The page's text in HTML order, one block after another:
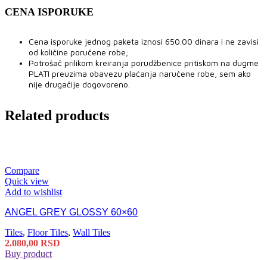
CENA ISPORUKE
Cena isporuke jednog paketa iznosi 650.00 dinara i ne zavisi
od količine poručene robe;
Potrošač prilikom kreiranja porudžbenice pritiskom na dugme
PLATI preuzima obavezu plaćanja naručene robe, sem ako
nije drugačije dogovoreno.
Related products
Compare
Quick view
Add to wishlist
ANGEL GREY GLOSSY 60×60
Tiles, Floor Tiles, Wall Tiles
2.080,00 RSD
Buy product